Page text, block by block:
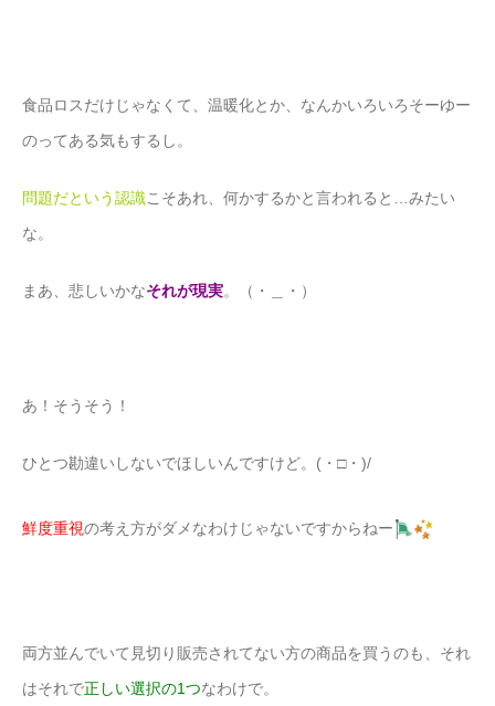
食品ロスだけじゃなくて、温暖化とか、なんかいろいろそーゆー
のってある気もするし。
問題だという認識こそあれ、何かするかと言われると…みたい
な。
まあ、悲しいかなそれが現実。（・＿・）
あ！そうそう！
ひとつ勘違いしないでほしいんですけど。(・□・)/
鮮度重視の考え方がダメなわけじゃないですからねー
両方並んでいて見切り販売されてない方の商品を買うのも、それ
はそれで正しい選択の1つなわけで。